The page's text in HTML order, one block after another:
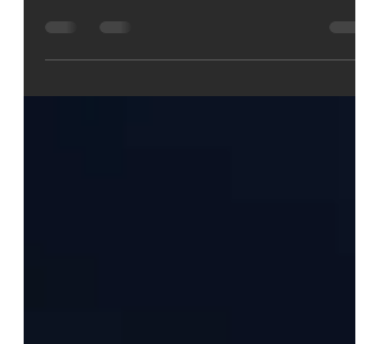
Explora el diseño regenerativo y cómo
transforma la arquitectura para un